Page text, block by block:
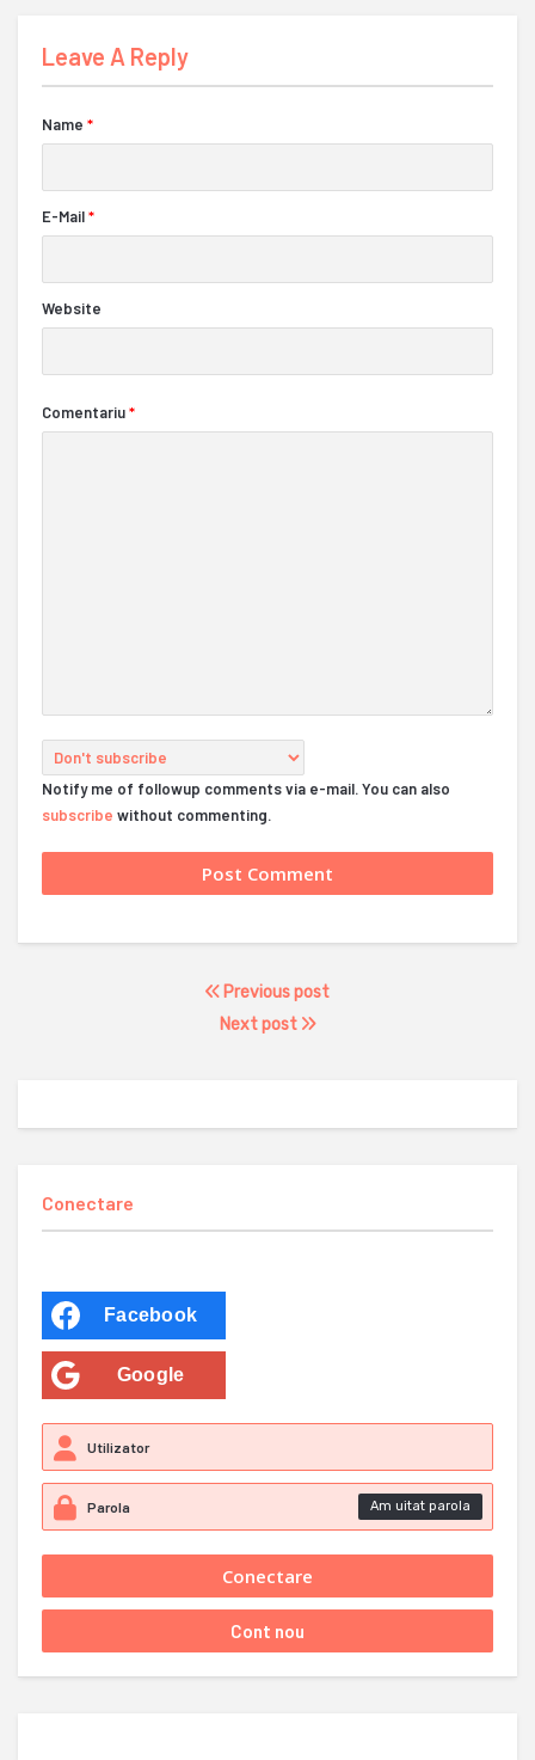
Leave A Reply
Name *
E-Mail*
Website
Comentariu*
Notify me of followup comments via e-mail. You can also
subscribe without commenting.
Previous post
Next post
Conectare
Facebook
Google
Am uitat parola